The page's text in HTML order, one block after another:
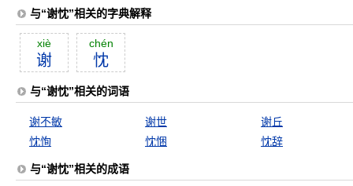
与“谢忱”相关的字典解释
xiè
谢
chén
忱
与“谢忱”相关的词语
谢不敏 谢世
谢丘
忱恂
忱悃 忱辞
与“谢忱”相关的成语